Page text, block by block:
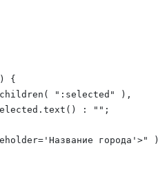
{
":selected" ),
: "";
города'>" )